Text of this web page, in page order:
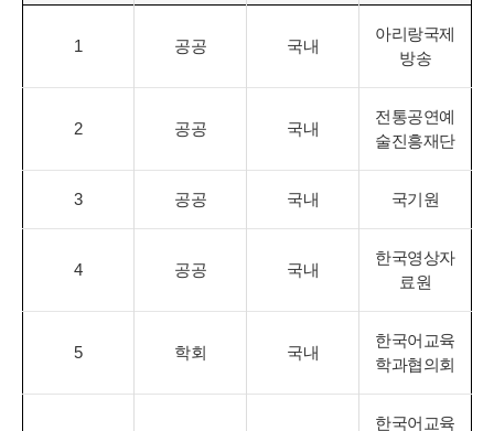
1 공공 국내
아리랑국제
방송
2 공공 국내
전통공연예
술진흥재단
3 공공 국내 국기원
4 공공 국내
한국영상자
료원
5 학회 국내
한국어교육
학과협의회
한국어교육